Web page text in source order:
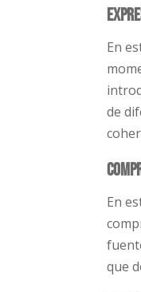
En
de
En
que